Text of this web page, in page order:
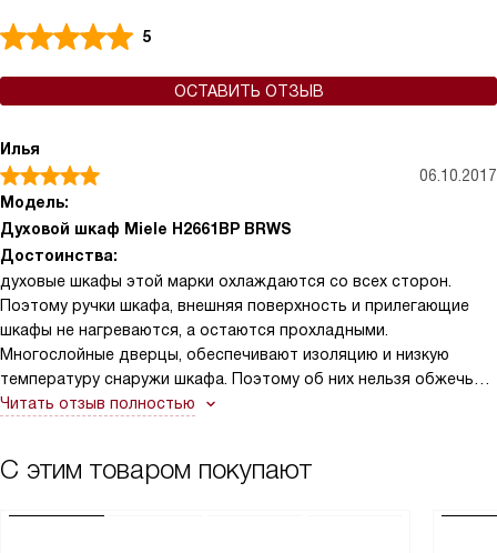
5
ОСТАВИТЬ ОТЗЫВ
Илья
06.10.2017
Модель:
Духовой шкаф Miele H2661BP BRWS
Достоинства:
духовые шкафы этой марки охлаждаются со всех сторон.
Поэтому ручки шкафа, внешняя поверхность и прилегающие
шкафы не нагреваются, а остаются прохладными.
Многослойные дверцы, обеспечивают изоляцию и низкую
температуру снаружи шкафа. Поэтому об них нельзя обжечься,
они безопасны.
Читать отзыв полностью
С этим товаром покупают